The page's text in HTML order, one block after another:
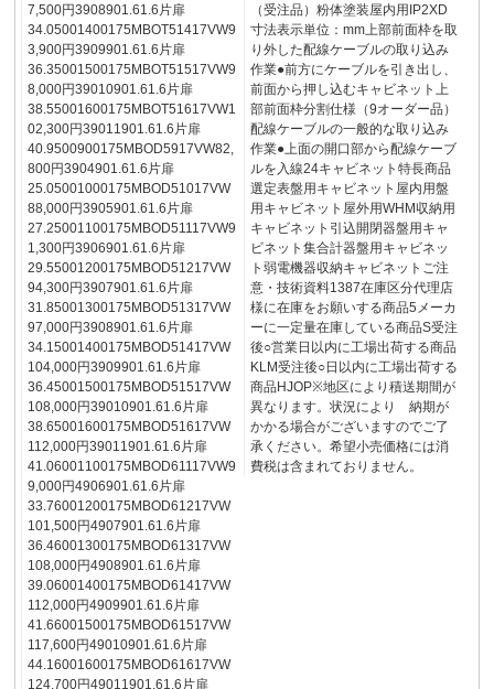
7,500円3908901.61.6片扉
34.05001400175MBOT51417VW9
3,900円3909901.61.6片扉
36.35001500175MBOT51517VW9
8,000円39010901.61.6片扉
38.55001600175MBOT51617VW1
02,300円39011901.61.6片扉
40.9500900175MBOD5917VW82,
800円3904901.61.6片扉
25.05001000175MBOD51017VW
88,000円3905901.61.6片扉
27.25001100175MBOD51117VW9
1,300円3906901.61.6片扉
29.55001200175MBOD51217VW
94,300円3907901.61.6片扉
31.85001300175MBOD51317VW
97,000円3908901.61.6片扉
34.15001400175MBOD51417VW
104,000円3909901.61.6片扉
36.45001500175MBOD51517VW
108,000円39010901.61.6片扉
38.65001600175MBOD51617VW
112,000円39011901.61.6片扉
41.06001100175MBOD61117VW9
9,000円4906901.61.6片扉
33.76001200175MBOD61217VW
101,500円4907901.61.6片扉
36.46001300175MBOD61317VW
108,000円4908901.61.6片扉
39.06001400175MBOD61417VW
112,000円4909901.61.6片扉
41.66001500175MBOD61517VW
117,600円49010901.61.6片扉
44.16001600175MBOD61617VW
124,700円49011901.61.6片扉
（受注品）粉体塗装屋内用IP2XD
寸法表示単位：mm上部前面枠を取
り外した配線ケーブルの取り込み
作業●前方にケーブルを引き出し、
前面から押し込むキャビネット上
部前面枠分割仕様（9オーダー品）
配線ケーブルの一般的な取り込み
作業●上面の開口部から配線ケーブ
ルを入線24キャビネット特長商品
選定表盤用キャビネット屋内用盤
用キャビネット屋外用WHM収納用
キャビネット引込開閉器盤用キャ
ビネット集合計器盤用キャビネッ
ト弱電機器収納キャビネットご注
意・技術資料1387在庫区分代理店
様に在庫をお願いする商品5メーカ
ーに一定量在庫している商品S受注
後○営業日以内に工場出荷する商品
KLM受注後○日以内に工場出荷する
商品HJOP※地区により積送期間が
異なります。状況により 納期が
かかる場合がございますのでご了
承ください。希望小売価格には消
費税は含まれておりません。